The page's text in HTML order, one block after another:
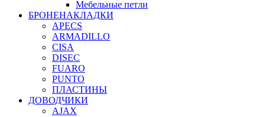
Мебельные петли
БРОНЕНАКЛАДКИ
APECS
ARMADILLO
CISA
DISEC
FUARO
PUNTO
ПЛАСТИНЫ
ДОВОДЧИКИ
AJAX